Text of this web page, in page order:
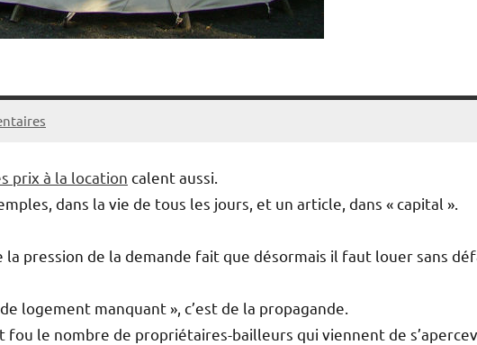
prix à la location calent aussi.
dans la vie de tous les jours, et un article, dans « capital ».
pression de la demande fait que désormais il faut louer sans
logement manquant », c’est de la propagande.
fou le nombre de propriétaires-bailleurs qui viennent de